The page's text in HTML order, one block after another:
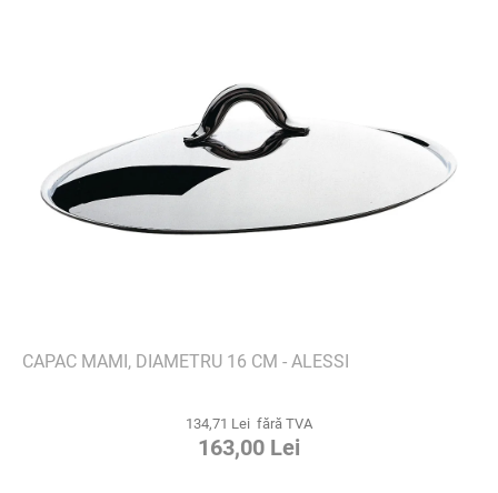
CAPAC MAMI, DIAMETRU 16 CM - ALESSI
134,71 Lei fără TVA
163,00 Lei